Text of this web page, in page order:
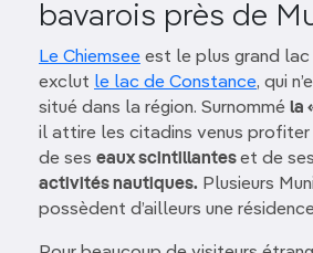
bavarois près de
Le Chiemsee est le plus grand lac
exclut le lac de Constance, qui
situé dans la région. Surnommé la
il attire les citadins venus profiter
de ses eaux scintillanteset de ses
activités nautiques. Plusieurs
possèdent d’ailleurs une